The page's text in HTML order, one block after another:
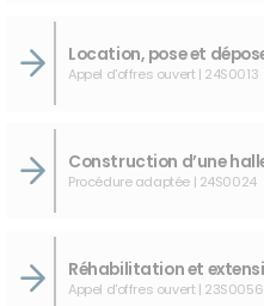
Appel d'offres ouvert | 24S0013
Procédure adaptée | 24S0024
Appel d'offres ouvert | 23S0056